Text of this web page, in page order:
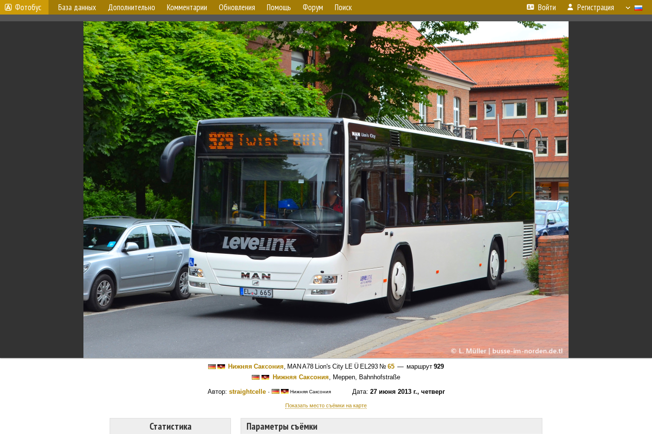
Фотобус База данных Дополнительно Комментарии Обновления Помощь Форум Поиск Войти Регистрация
Нижняя Саксония, MAN A78 Lion's City LE Ü EL293 № 65 — маршрут 929
Нижняя Саксония, Meppen, Bahnhofstraße
Автор: straightcelle· Нижняя СаксонияДата: 27 июня 2013 г., четверг
Показать место съёмки на карте
Статистика Параметры съёмки